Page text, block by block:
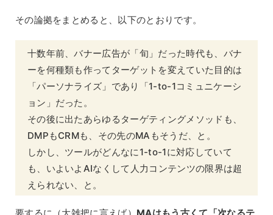
その論拠をまとめると、以下のとおりです。
十数年前、バナー広告が「旬」だった時代も、バナ
ーを何種類も作ってターゲットを変えていた目的は
「パーソナライズ」であり「1-to-1コミュニケーシ
ョン」だった。
その後に出たあらゆるターゲティングメソッドも、
DMPもCRMも、その先のMAもそうだ、と。
しかし、ツールがどんなに1-to-1に対応していて
も、いよいよAIなくして人力コンテンツの限界は超
えられない、と。